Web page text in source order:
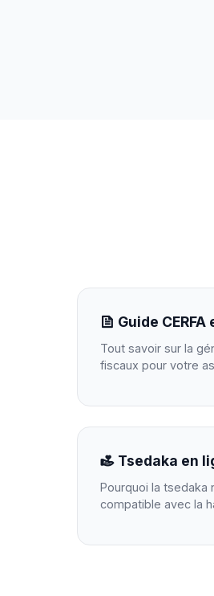
Guide CERFA
Tout savoir sur la
fiscaux pour votre
Tsedaka en
Pourquoi la tsedaka
compatible avec la